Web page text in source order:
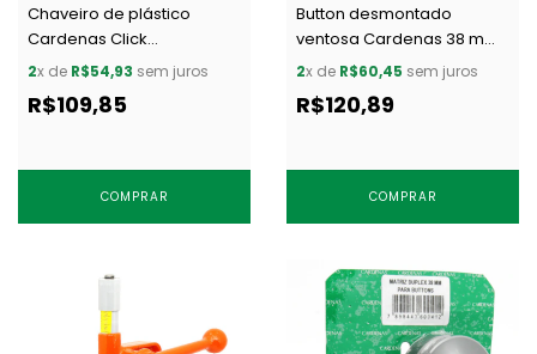
Chaveiro de plástico
Cardenas Click
Descentralizado azul c/ 50
2x de R$54,93 sem juros
R$109,85
COMPRAR
Button desmontado
ventosa Cardenas 38 mm
c/ 100 un
2x de R$60,45 sem juros
R$120,89
COMPRAR